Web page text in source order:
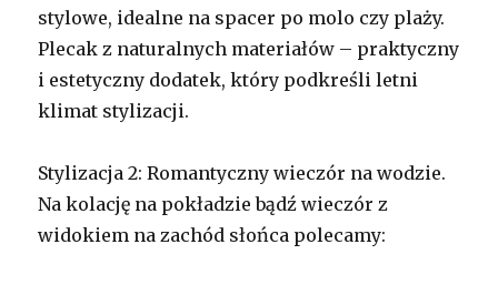
stylowe, idealne na spacer po molo czy plaży.
Plecak z naturalnych materiałów – praktyczny
i estetyczny dodatek, który podkreśli letni
klimat stylizacji.
Stylizacja 2: Romantyczny wieczór na wodzie.
Na kolację na pokładzie bądź wieczór z
widokiem na zachód słońca polecamy: